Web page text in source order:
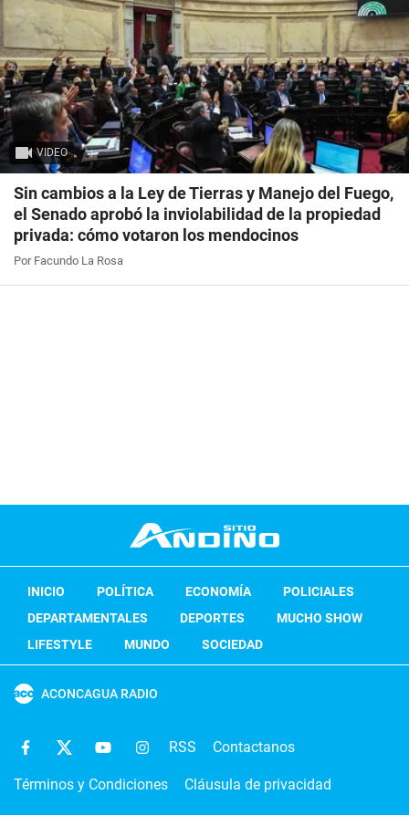
VIDEO
Sin cambios a la Ley de Tierras y Manejo del Fuego,
el Senado aprobó la inviolabilidad de la propiedad
privada: cómo votaron los mendocinos
Por Facundo La Rosa
INICIO POLÍTICA ECONOMÍA
POLICIALES
DEPARTAMENTALES
DEPORTES
MUCHO SHOW
LIFESTYLE
MUNDO SOCIEDAD
ACONCAGUA RADIO
RSS Contactanos
Términos y Condiciones Cláusula de privacidad